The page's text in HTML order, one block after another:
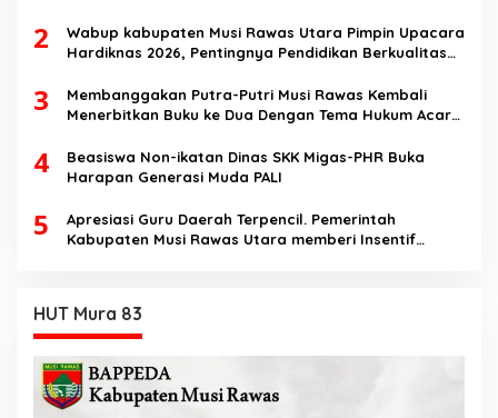
Speech di SMK Ikhlas Jawilan
2
Wabup kabupaten Musi Rawas Utara Pimpin Upacara
Hardiknas 2026, Pentingnya Pendidikan Berkualitas
3
Membanggakan Putra-Putri Musi Rawas Kembali
Menerbitkan Buku ke Dua Dengan Tema Hukum Acara
4
Beasiswa Non-ikatan Dinas SKK Migas-PHR Buka
Harapan Generasi Muda PALI
5
Apresiasi Guru Daerah Terpencil. Pemerintah
Kabupaten Musi Rawas Utara memberi Insentif
HUT Mura 83